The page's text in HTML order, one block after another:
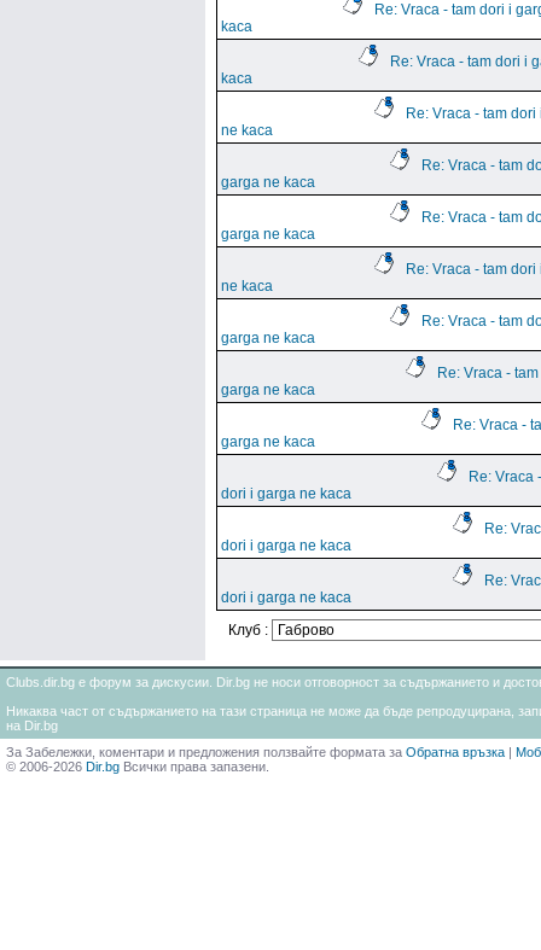
Re: Vraca - tam dori i
kaca
Re: Vraca - tam dori i
kaca
Re: Vraca - tam dori
ne kaca
Re: Vraca - tam
garga ne kaca
Re: Vraca - tam
garga ne kaca
Re: Vraca - tam dori
ne kaca
Re: Vraca - tam
garga ne kaca
Re: Vraca -
garga ne kaca
Re: Vraca -
garga ne kaca
Re: Vraca
dori i garga ne kaca
Re:
dori i garga ne kaca
Re:
dori i garga ne kaca
Клуб :
Clubs.dir.bg е форум за дискусии. Dir.bg не носи отговорност за съдържанието и
Никаква част от съдържанието на тази страница не може да бъде репродуцирана,
на Dir.bg
За Забележки, коментари и предложения ползвайте формата за Обратна връзка |
© 2006-2026 Dir.bg Всички права запазени.